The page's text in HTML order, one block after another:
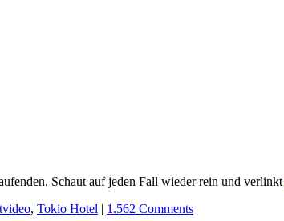
Schaut auf jeden Fall wieder rein und verlinkt
, Tokio Hotel
1.562 Comments